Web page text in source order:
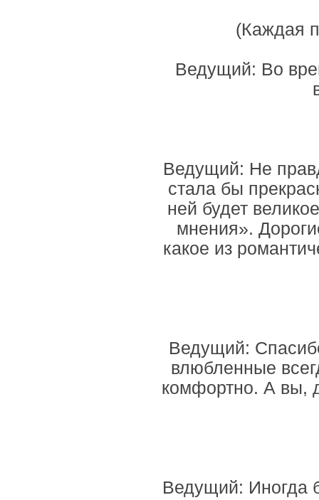
(Каждая
Ведущий: Во
Ведущий: Не
стала бы
ней будет
мнения».
какое из
Ведущий:
влюбленные
комфортно. А вы,
Ведущий: Иногда